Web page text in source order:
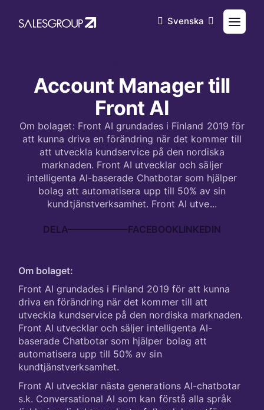
Svenska
Account Manager till
Front AI
Om bolaget: Front AI grundades i Finland 2019 för
att kunna driva en förändring när det kommer till
att utveckla kundservice på den nordiska
marknaden. Front AI utvecklar och säljer
intelligenta AI-baserade Chatbotar som hjälper
bolag att automatisera upp till 50% av sin
kundtjänstverksamhet. Front AI utve...
DELA
Om bolaget:
Front AI grundades i Finland 2019 för att kunna
driva en förändring när det kommer till att
utveckla kundservice på den nordiska marknaden.
Front AI utvecklar och säljer intelligenta AI-
baserade Chatbotar som hjälper bolag att
automatisera upp till 50% av sin
kundtjänstverksamhet.
Front AI utvecklar nästa generations AI-chatbotar
s.k. Conversational AI som kan förstå alla språk